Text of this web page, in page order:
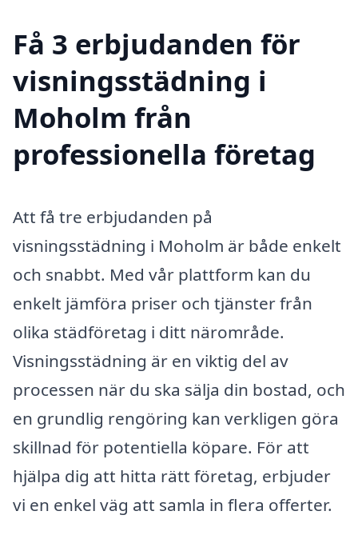
Få 3 erbjudanden för
visningsstädning i
Moholm från
professionella företag
Att få tre erbjudanden på
visningsstädning i Moholm är både enkelt
och snabbt. Med vår plattform kan du
enkelt jämföra priser och tjänster från
olika städföretag i ditt närområde.
Visningsstädning är en viktig del av
processen när du ska sälja din bostad, och
en grundlig rengöring kan verkligen göra
skillnad för potentiella köpare. För att
hjälpa dig att hitta rätt företag, erbjuder
vi en enkel väg att samla in flera offerter.